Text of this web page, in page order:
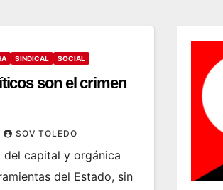
SINDICAL SOCIAL
son el crimen
SOV TOLEDO
del capital y orgánica
del Estado, sin